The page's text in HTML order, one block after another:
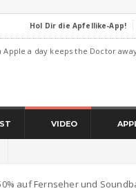
Hol Dir die Apfellike-App!
Apple a day keeps the Doctor
VIDEO
auf Fernseher und